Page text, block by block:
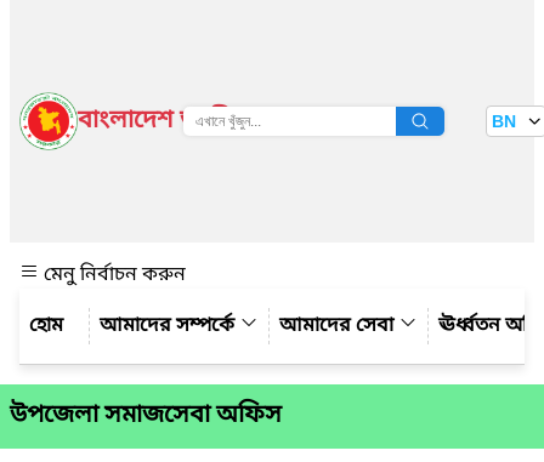
বাংলাদেশ জাতীয় তথ্য বাতায়ন BN
মেনু নির্বাচন করুন
আমাদের সম্পর্কে
আমাদের সেবা ঊর্ধ্বতন
উপজেলা সমাজসেবা অফিস